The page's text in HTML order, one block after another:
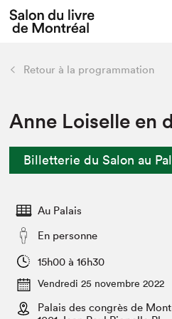
Espace médias
Espace exposant⋅e⋅s
Tout sur l'édition
Actualités
Vidéos et Balados
Club de lecture
retour
Édition 2022
Nous connaître
Projets partenaires 2022
Archives
Liens pratiques
Retour à la programmation
Anne Loiselle en
Billetterie du Salon au
Au Palais
En personne
15h00 à 16h30
Vendredi 25 novembre 2022
Palais des congrès de